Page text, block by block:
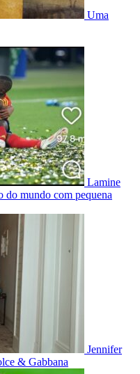
Uma
Lamine
do mundo com pequena
Jennifer
& Gabbana